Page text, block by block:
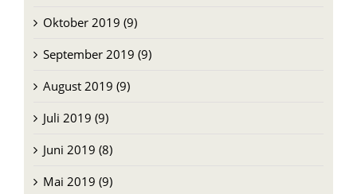
Oktober 2019 (9)
September 2019 (9)
August 2019 (9)
Juli 2019 (9)
Juni 2019 (8)
Mai 2019 (9)